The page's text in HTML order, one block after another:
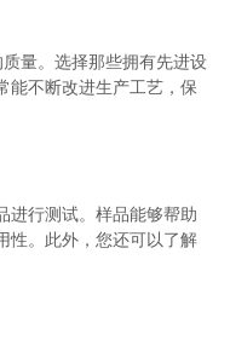
量。选择那些拥有先进设
能不断改进生产工艺，保
进行测试。样品能够帮助
性。此外，您还可以了解